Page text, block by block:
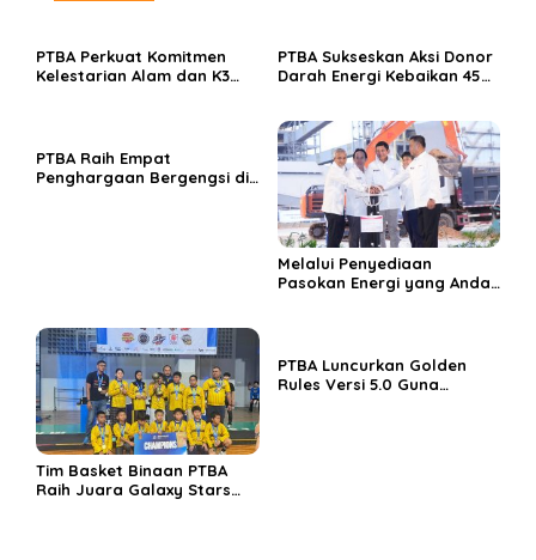
PTBA Perkuat Komitmen
Kelestarian Alam dan K3
PTBA Sukseskan Aksi Donor
Darah Energi Kebaikan 45
PTBA Raih Empat
Penghargaan Bergengsi di
Melalui Penyediaan
Pasokan Energi yang Andal
Tim Basket Binaan PTBA
Raih Juara Galaxy Stars
PTBA Luncurkan Golden
Rules Versi 5.0 Guna